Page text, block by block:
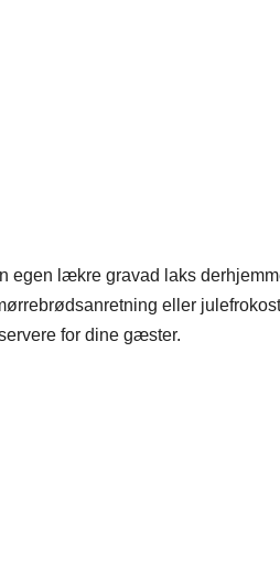
egen lækre gravad laks
eller
for dine gæster.